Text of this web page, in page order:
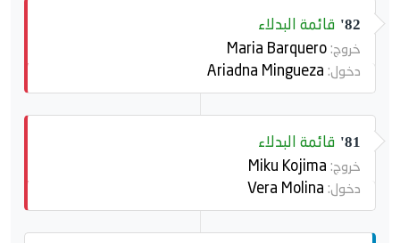
82' قائمة البدلاء
خروج:
دخول:
81' قائمة البدلاء
خروج:
دخول: